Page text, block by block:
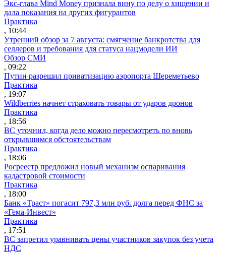
Экс-глава Mind Money признала вину по делу о хищении и
дала показания на других фигурантов
Практика
, 10:44
Утренний обзор за 7 августа: смягчение банкротства для
селлеров и требования для статуса нацмодели ИИ
Обзор СМИ
, 09:22
Путин разрешил приватизацию аэропорта Шереметьево
Практика
, 19:07
Wildberries начнет страховать товары от ударов дронов
Практика
, 18:56
ВС уточнил, когда дело можно пересмотреть по вновь
открывшимся обстоятельствам
Практика
, 18:06
Росреестр предложил новый механизм оспаривания
кадастровой стоимости
Практика
, 18:00
Банк «Траст» погасит 797,3 млн руб. долга перед ФНС за
«Гема-Инвест»
Практика
, 17:51
ВС запретил уравнивать цены участников закупок без учета
НДС